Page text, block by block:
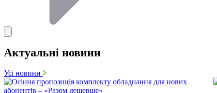
Актуальні новини
Усі новини